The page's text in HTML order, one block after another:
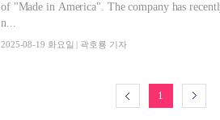
of "Made in America". The company has
n...
2025-08-19 화요일 | 곽호룡 기자
1